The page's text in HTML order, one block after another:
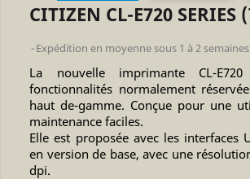
CITIZEN CL-E720 SERIES
Expédition en moyenne sous 1 à 2 semaines.
La nouvelle imprimante CL-
fonctionnalités normalement
haut de-gamme. Conçue pour une
maintenance faciles.
Elle est proposée avec les interfaces
en version de base, avec une
dpi.